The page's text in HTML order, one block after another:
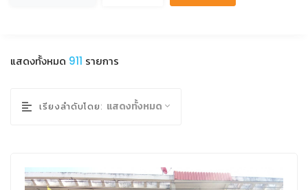
แสดงทั้งหมด 911 รายการ
เรียงลำดับโดย: แสดงทั้งหมด